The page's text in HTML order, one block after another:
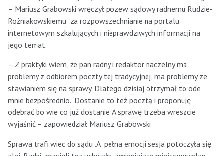
– Mariusz Grabowski wręczył pozew sądowy radnemu Rudzie-
Rożniakowskiemu za rozpowszechnianie na portalu
internetowym szkalujących i nieprawdziwych informacji na
jego temat.
– Z praktyki wiem, że pan radny i redaktor naczelny ma
problemy z odbiorem poczty tej tradycyjnej, ma problemy ze
stawianiem się na sprawy. Dlatego dzisiaj otrzymał to ode
mnie bezpośrednio. Dostanie to też pocztą i proponuję
odebrać bo wie co już dostanie. A sprawę trzeba wreszcie
wyjaśnić – zapowiedział Mariusz Grabowski
Sprawa trafi wiec do sądu .A pełna emocji sesja potoczyła się